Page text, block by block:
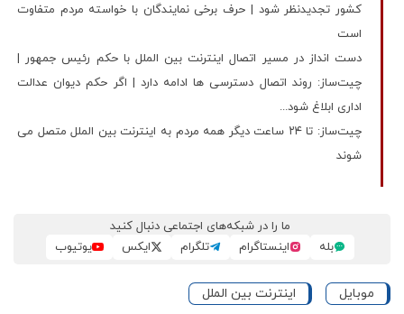
کشور تجدیدنظر شود | حرف برخی نمایندگان با خواسته مردم متفاوت
است
دست انداز در مسیر اتصال اینترنت بین الملل با حکم رئیس جمهور |
چیت‌ساز: روند اتصال دسترسی ها ادامه دارد | اگر حکم دیوان عدالت
اداری ابلاغ شود...
چیت‌ساز: تا ۲۴ ساعت دیگر همه مردم به اینترنت بین الملل متصل می
شوند
ما را در شبکه‌های اجتماعی دنبال کنید
بله
اینستاگرام تلگرام ایکس یوتیوب
موبایل اینترنت بین الملل